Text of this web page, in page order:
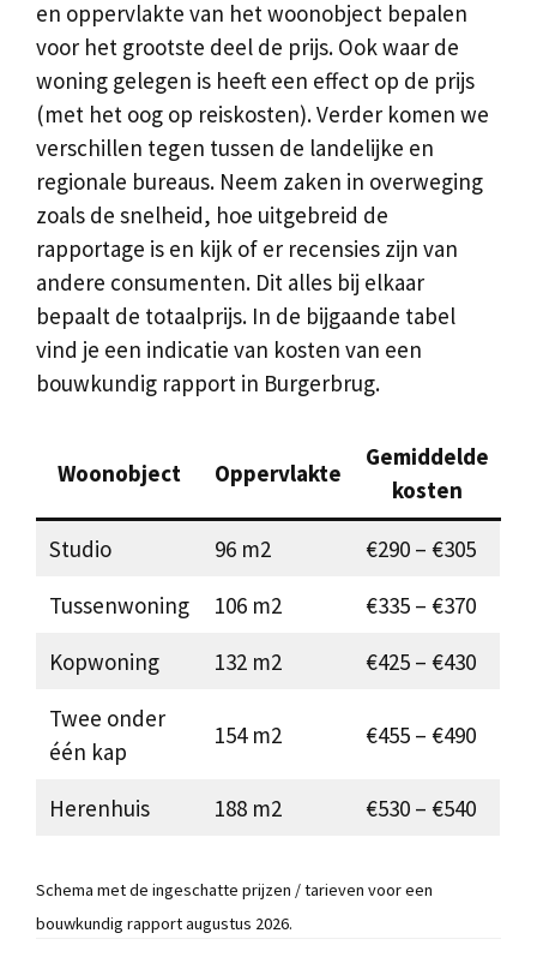
en oppervlakte van het woonobject bepalen
voor het grootste deel de prijs. Ook waar de
woning gelegen is heeft een effect op de prijs
(met het oog op reiskosten). Verder komen we
verschillen tegen tussen de landelijke en
regionale bureaus. Neem zaken in overweging
zoals de snelheid, hoe uitgebreid de
rapportage is en kijk of er recensies zijn van
andere consumenten. Dit alles bij elkaar
bepaalt de totaalprijs. In de bijgaande tabel
vind je een indicatie van kosten van een
bouwkundig rapport in Burgerbrug.
Woonobject Oppervlakte
Gemiddelde
kosten
Studio 96 m2
€290 – €305
Tussenwoning
106 m2
€335 – €370
Kopwoning
132 m2
€425 – €430
Twee onder
één kap
154 m2 €455 – €490
Herenhuis 188 m2 €530 – €540
Schema met de ingeschatte prijzen / tarieven voor een
bouwkundig rapport augustus 2026.